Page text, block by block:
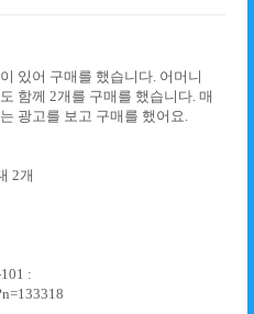
있어 구매를 했습니다. 어머니
함께 2개를 구매를 했습니다. 매
광고를 보고 구매를 했어요.
2개
: